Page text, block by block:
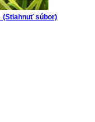
(Stiahnuť súbor)